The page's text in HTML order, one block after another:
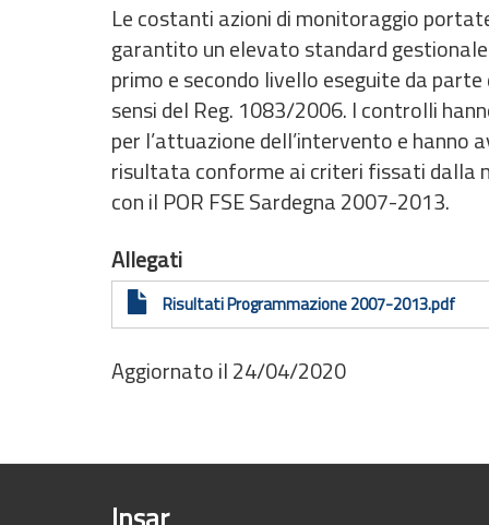
Le costanti azioni di monitoraggio
garantito un elevato standard
primo e secondo livello eseguite da
sensi del Reg. 1083/2006. I controlli
per l’attuazione dell’intervento e
risultata conforme ai criteri fissati dalla
con il POR FSE Sardegna 2007-2013.
Allegati
Risultati Programmazione 2007-2013.pdf
Aggiornato il 24/04/2020